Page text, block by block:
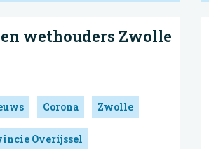
wethouders Zwolle
Corona Zwolle
Overijssel